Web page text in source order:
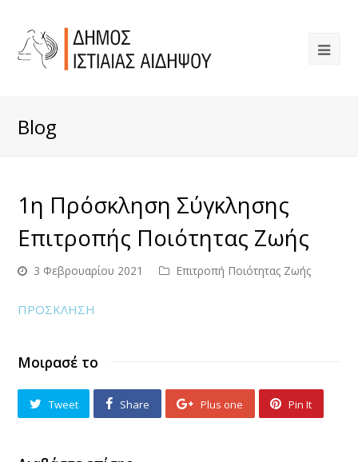
Blog
1η Πρόσκληση Σύγκλησης
Επιτροπής Ποιότητας Ζωής
3 Φεβρουαρίου 2021 Επιτροπή Ποιότητας Ζωής
ΠΡΟΣΚΛΗΣΗ
Μοιρασέ το
Tweet Share Plus one Pin It